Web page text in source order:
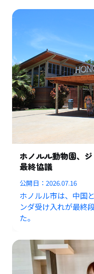
ホノルル動物園、
最終協議
公開日：2026.07.16
ホノルル市は、中国
ンダ受け入れが最終
た。